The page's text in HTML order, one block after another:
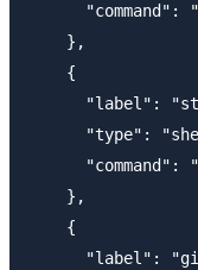
"command":
    },
    {
"label":
"type":
"command":
    },
    {
"label":